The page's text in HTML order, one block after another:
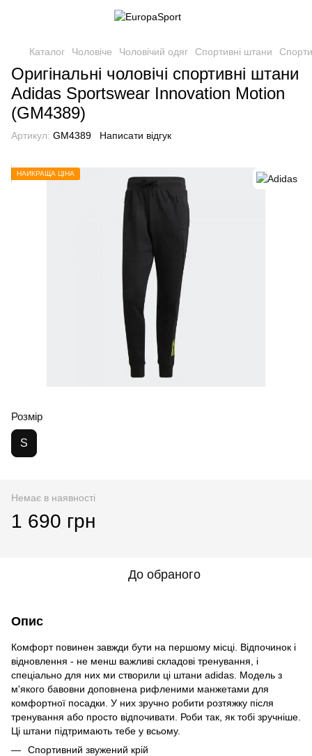
Каталог Чоловіче Чоловічий одяг Спортивні штани
Оригінальні чоловічі спортивні штани
Adidas Sportswear Innovation Motion
(GM4389)
Артикул: GM4389 Написати відгук
НАЙКРАЩА ЦІНА
Розмір
S
Немає в наявності
1 690 грн
До обраного
Опис
Комфорт повинен завжди бути на першому місці. Відпочинок і
відновлення - не менш важливі складові тренування, і
спеціально для них ми створили ці штани adidas. Модель з
м'якого бавовни доповнена рифленими манжетами для
комфортної посадки. У них зручно робити розтяжку після
тренування або просто відпочивати. Роби так, як тобі зручніше.
Ці штани підтримають тебе у всьому.
Спортивний звужений крій